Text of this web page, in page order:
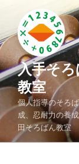
テ
ン
ツ
へ
ス
ッ
入手そろ
教室
個人指導のそろ
成、忍耐力の養
田そろばん教室